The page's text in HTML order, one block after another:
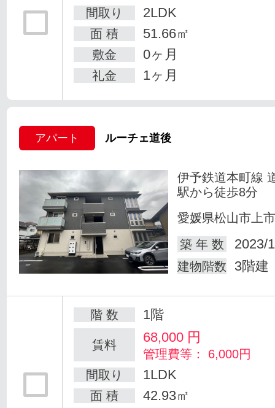
間取り
2LDK
面 積 51.66㎡
敷金 0ヶ月
礼金 1ヶ月
アパート ルーチェ道後
伊予鉄道本町線
駅から徒歩8分
愛媛県松山市上市
築 年 数
2023/
建物階数 3階建
階 数 1階
賃料 68,000 円
管理費等： 6,000円
間取り
1LDK
面 積 42.93㎡